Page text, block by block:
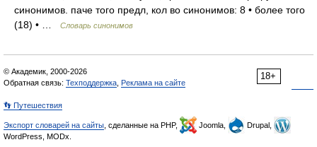
синонимов. паче того предл, кол во синонимов: 8 • более того
(18) • …
Словарь синонимов
18+
© Академик, 2000-2026
Обратная связь: Техподдержка Реклама на сайте
👣 Путешествия
Экспорт словарей на сайты , сделанные на PHP, Joomla,
Drupal,
WordPress, MODx.